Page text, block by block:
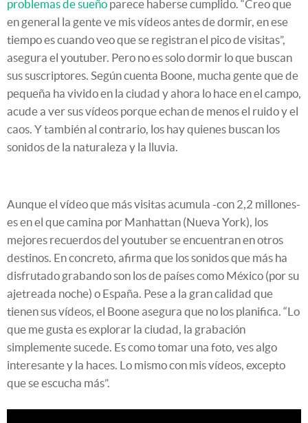
problemas de sueño parece haberse cumplido. “Creo que
en general la gente ve mis vídeos antes de dormir, en ese
tiempo es cuando veo que se registran el pico de visitas”,
asegura el youtuber. Pero no es solo dormir lo que buscan
sus suscriptores. Según cuenta Boone, mucha gente que de
pequeña ha vivido en la ciudad y ahora lo hace en el campo,
acude a ver sus vídeos porque echan de menos el ruido y el
caos. Y también al contrario, los hay quienes buscan los
sonidos de la naturaleza y la lluvia.
Aunque el vídeo que más visitas acumula -con 2,2 millones-
es en el que camina por Manhattan (Nueva York), los
mejores recuerdos del youtuber se encuentran en otros
destinos. En concreto, afirma que los sonidos que más ha
disfrutado grabando son los de países como México (por su
ajetreada noche) o España. Pese a la gran calidad que
tienen sus vídeos, el Boone asegura que no los planifica. “Lo
que me gusta es explorar la ciudad, la grabación
simplemente sucede. Es como tomar una foto, ves algo
interesante y la haces. Lo mismo con mis vídeos, excepto
que se escucha más”.